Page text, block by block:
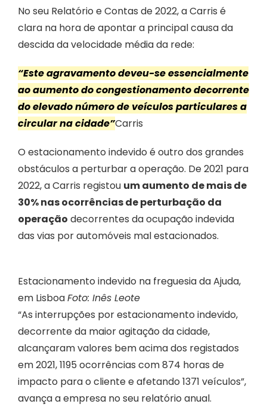
No seu Relatório e Contas de 2022, a Carris é
clara na hora de apontar a principal causa da
descida da velocidade média da rede:
“Este agravamento deveu-se essencialmente
ao aumento do congestionamento decorrente
do elevado número de veículos particulares a
circular na cidade”Carris
O estacionamento indevido é outro dos grandes
obstáculos a perturbar a operação. De 2021 para
2022, a Carris registou um aumento de mais de
30% nas ocorrências de perturbação da
operação decorrentes da ocupação indevida
das vias por automóveis mal estacionados.
Estacionamento indevido na freguesia da Ajuda,
em LisboaFoto: Inês Leote
“As interrupções por estacionamento indevido,
decorrente da maior agitação da cidade,
alcançaram valores bem acima dos registados
em 2021, 1195 ocorrências com 874 horas de
impacto para o cliente e afetando 1371 veículos”,
avança a empresa no seu relatório anual.